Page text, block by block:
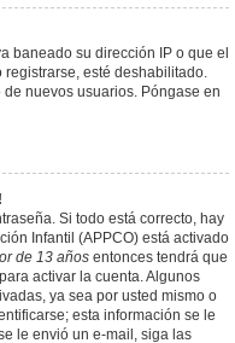
baneado su dirección IP o que el
esté deshabilitado.
nuevos usuarios. Póngase en
Si todo está correcto, hay
Infantil (APPCO) está activado
de 13 años entonces tendrá que
activar la cuenta. Algunos
ya sea por usted mismo o
esta información se le
le envió un e-mail, siga las